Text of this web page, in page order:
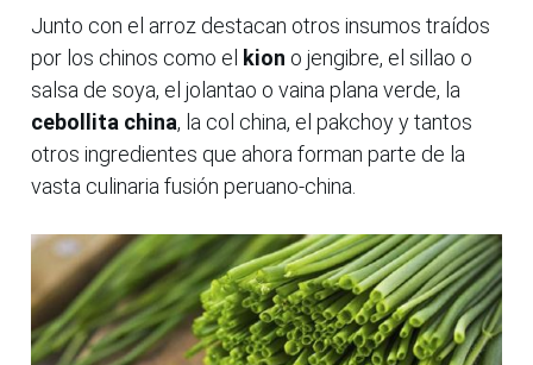
Junto con el arroz destacan otros insumos traídos
por los chinos como el kion o jengibre, el sillao o
salsa de soya, el jolantao o vaina plana verde, la
cebollita china, la col china, el pakchoy y tantos
otros ingredientes que ahora forman parte de la
vasta culinaria fusión peruano-china.